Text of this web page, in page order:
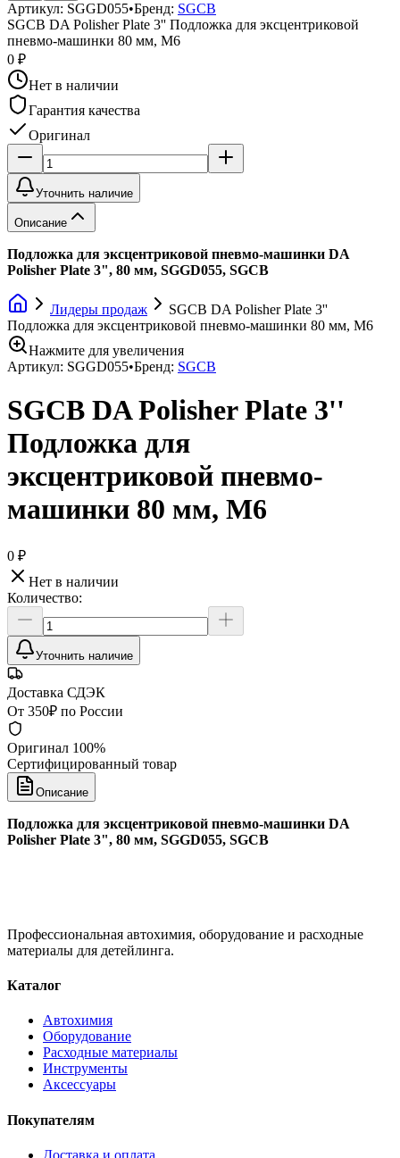
Артикул: SGGD055•Бренд: SGCB
SGCB DA Polisher Plate 3'' Подложка для эксцентриковой
пневмо-машинки 80 мм, M6
0 ₽
Нет в наличии
Гарантия качества
Оригинал
Уточнить наличие
Описание
Подложка для эксцентриковой пневмо-машинки DA
Polisher Plate 3", 80 мм, SGGD055, SGCB
Лидеры продаж
SGCB DA Polisher Plate 3''
Подложка для эксцентриковой пневмо-машинки 80 мм, M6
Нажмите для увеличения
Артикул: SGGD055•Бренд: SGCB
SGCB DA Polisher Plate 3''
Подложка для
эксцентриковой пневмо-
машинки 80 мм, M6
0 ₽
Нет в наличии
Количество:
Уточнить наличие
Доставка СДЭК
От 350₽ по России
Оригинал 100%
Сертифицированный товар
Описание
Подложка для эксцентриковой пневмо-машинки DA
Polisher Plate 3", 80 мм, SGGD055, SGCB
Профессиональная автохимия, оборудование и расходные
материалы для детейлинга.
Каталог
Автохимия
Оборудование
Расходные материалы
Инструменты
Аксессуары
Покупателям
Доставка и оплата